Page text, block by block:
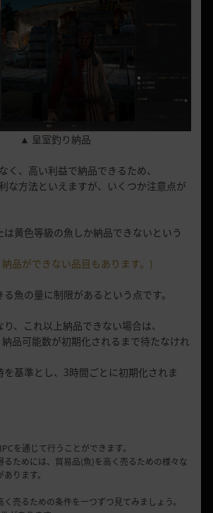
▲ 皇室釣り納品
く、高い利益で納品できるため、
な方法といえますが、いくつか注意点が
黄色等級の魚しか納品できないという
品ができない品目もあります。)
魚の量に制限があるという点です。
、これ以上納品できない場合は、
品可能数が初期化されるまで待たなけれ
基準とし、3時間ごとに初期化されま
を通じて行うことができます。
るためには、貿易品(魚)を高く売るための様々な
ります。
売るための条件を一つずつ見てみましょう。